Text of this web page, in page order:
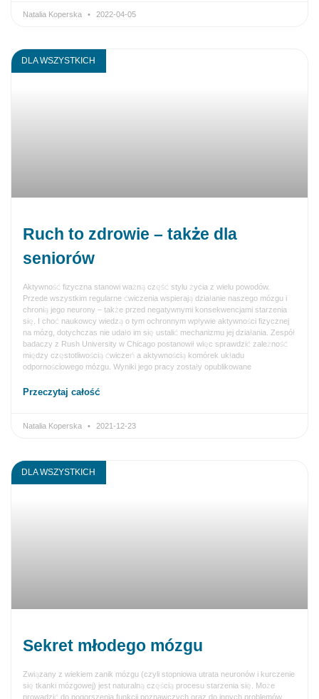
Natalia Koperska 2022-04-05
DLA WSZYSTKICH
Ruch to zdrowie – także dla
seniorów
Aktywność fizyczna stanowi ważną część stylu życia z wielu powodów.
Przede wszystkim regularne ćwiczenia wspierają działanie naszego mózgu i
chronią jego neurony – także przed negatywnymi konsekwencjami starzenia
się. I choć naukowcy wiedzą o tym ochronnym wpływie aktywności fizycznej
na mózg, dotychczas nie udało im się ustalić mechanizmu jej działania. Zespół
badaczy z Rush University w Chicago postanowił więc sprawdzić zależność
między częstotliwością ćwiczeń a aktywnością komórek układu
odpornościowego mózgu. Wyniki jego pracy zostały opublikowane
Przeczytaj całość
Natalia Koperska 2021-12-23
DLA WSZYSTKICH
Sekret młodego mózgu
Związany z wiekiem zanik mózgu (czyli stopniowa utrata neuronów i kurczenie
się tkanki mózgowej) jest naturalną częścią procesu starzenia się. Może
prowadzić do pogorszenia funkcji poznawczych oraz do innych problemów